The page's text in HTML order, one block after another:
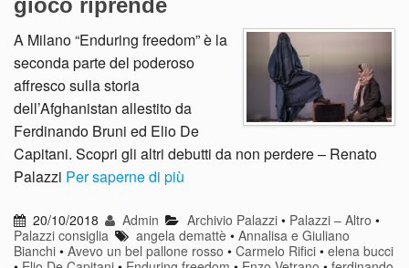
A Milano “Enduring freedom” è la
seconda parte del poderoso
affresco sulla storia
dell’Afghanistan allestito da
Ferdinando Bruni ed Elio De
Capitani. Scopri gli altri debutti da non perdere – Renato
Palazzi Per saperne di più
20/10/2018 Admin Archivio Palazzi• Palazzi – Altro •
Palazzi consiglia
angela demattè •Annalisa e Giuliano
Bianchi • Avevo un bel pallone rosso • Carmelo Rifici • elena bucci